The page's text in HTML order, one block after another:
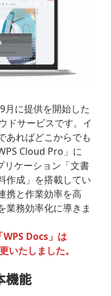
月に提供を開始した
ドサービスです。イ
あればどこからでも
Cloud Pro」に
リケーション「文書
作成」を搭載してい
携と作業効率を高
業務効率化に導きま
Docs」は
いたしました。
機能